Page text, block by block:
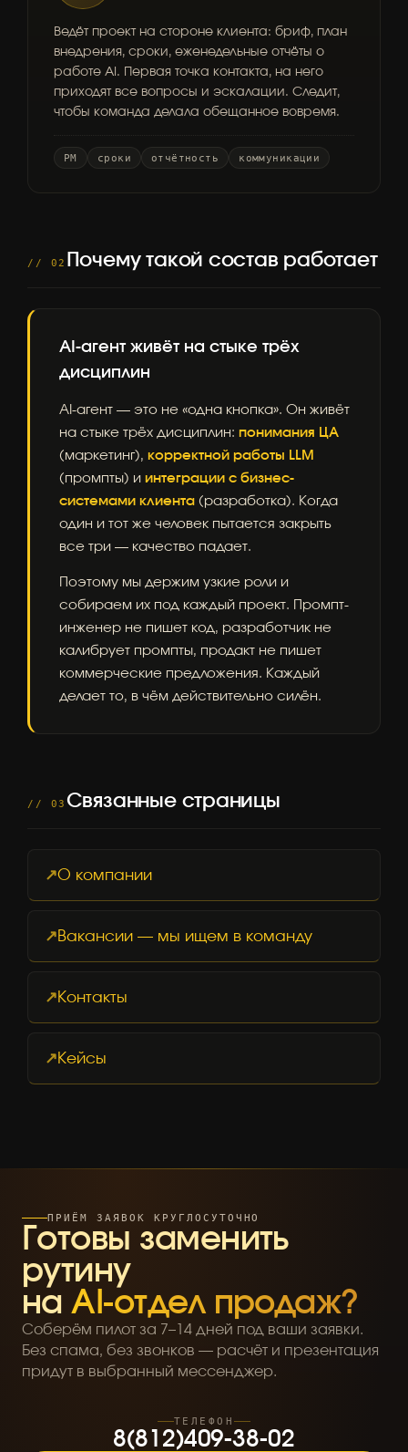
Ведёт проект на стороне клиента: бриф, план
внедрения, сроки, еженедельные отчёты о
работе AI. Первая точка контакта, на него
приходят все вопросы и эскалации. Следит,
чтобы команда делала обещанное вовремя.
PM сроки отчётность коммуникации
// 02 Почему такой состав работает
AI-агент живёт на стыке трёх
дисциплин
AI-агент — это не «одна кнопка». Он живёт
на стыке трёх дисциплин: понимания ЦА
(маркетинг), корректной работы LLM
(промпты) и интеграции с бизнес-
системами клиента (разработка). Когда
один и тот же человек пытается закрыть
все три — качество падает.
Поэтому мы держим узкие роли и
собираем их под каждый проект. Промпт-
инженер не пишет код, разработчик не
калибрует промпты, продакт не пишет
коммерческие предложения. Каждый
делает то, в чём действительно силён.
// 03 Связанные страницы
О компании
Вакансии — мы ищем в команду
Контакты
Кейсы
ПРИЁМ ЗАЯВОК КРУГЛОСУТОЧНО
Готовы заменить
рутину
наAI-отдел продаж?
Соберём пилот за 7–14 дней под ваши заявки.
Без спама, без звонков — расчёт и презентация
придут в выбранный мессенджер.
ТЕЛЕФОН
8(81 2)409-38-02